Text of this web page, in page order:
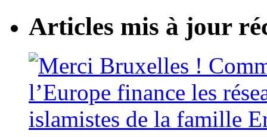
Articles mis à jour